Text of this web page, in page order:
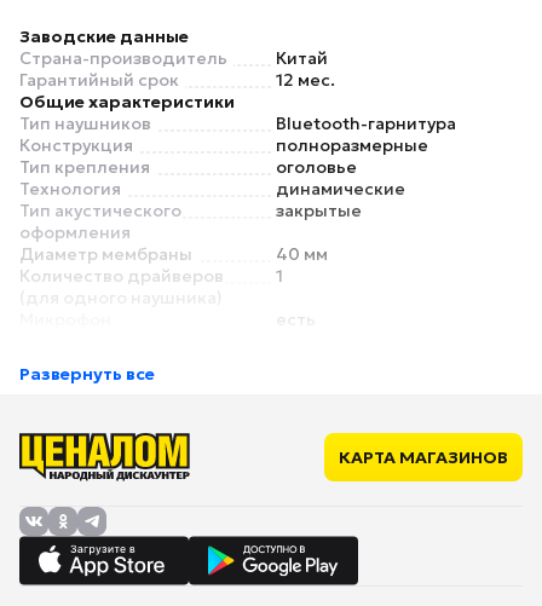
Заводские данные
Страна-производитель
Китай
Гарантийный срок
12 мес.
Общие характеристики
Тип наушников
Bluetooth-гарнитура
Конструкция
полноразмерные
Тип крепления
оголовье
Технология
динамические
Тип акустического
оформления
закрытые
Диаметр мембраны
40 мм
Количество драйверов
(для одного наушника)
1
есть
Количество микрофонов
Односторонняя гарнитура
Материал корпуса
металл, пластик
Материал амбушюр
ткань
Дополнительный цвет
Звук
Минимальная
воспроизводимая частота
20 Гц
Развернуть все
КАРТА МАГАЗИНОВ